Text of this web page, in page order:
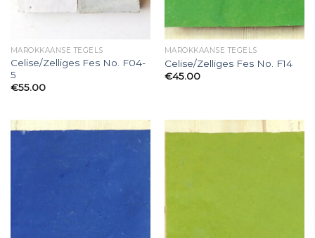
MAROKKAANSE TEGELS
Celise/Zelliges Fes No. F04-
5
€55.00
MAROKKAANSE TEGELS
Celise/Zelliges Fes No. F14
€45.00